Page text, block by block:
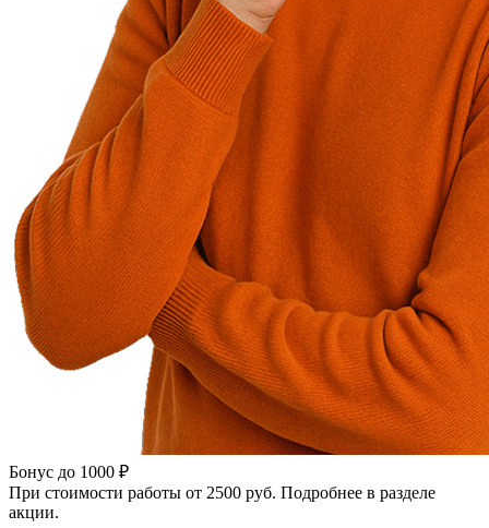
Бонус до 1000 ₽
При стоимости работы от 2500 руб. Подробнее в разделе
акции.